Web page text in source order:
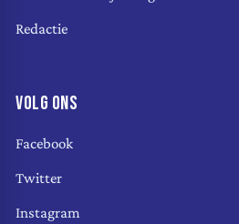
Redactie
VOLG ONS
Facebook
Twitter
Instagram